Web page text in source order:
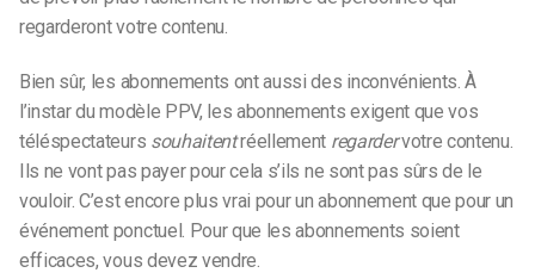
regarderont votre contenu.
Bien sûr, les abonnements ont aussi des inconvénients. À
l’instar du modèle PPV, les abonnements exigent que vos
téléspectateurs souhaitentréellement regardervotre contenu.
Ils ne vont pas payer pour cela s’ils ne sont pas sûrs de le
vouloir. C’est encore plus vrai pour un abonnement que pour un
événement ponctuel. Pour que les abonnements soient
efficaces, vous devez vendre.